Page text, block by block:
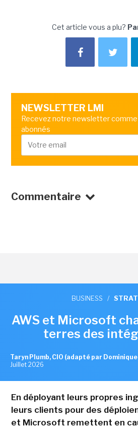
Cet article vous a plu?
NEWSLETTER LMI
Recevez notre newsletter
abonnés
Commentaire
BUSINESS /
AWS et Microsoft
terres des
Taryn Plumb, CIO (adapté par
Juillet 2026
En déployant leurs propres
leurs clients pour des
et Microsoft remettent en